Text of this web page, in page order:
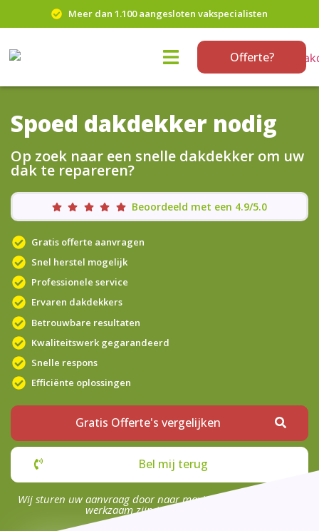
Meer dan 1.100 aangesloten vakspecialisten
Offerte?
Spoed dakdekker nodig
Op zoek naar een snelle dakdekker om uw
dak te repareren?
Beoordeeld met een 4.9/5.0
Gratis offerte aanvragen
Snel herstel mogelijk
Professionele service
Ervaren dakdekkers
Betrouwbare resultaten
Kwaliteitswerk gegarandeerd
Snelle respons
Efficiënte oplossingen
Gratis Offerte's vergelijken
Bel mij terug
Wij sturen uw aanvraag door naar maximaal 4 bedrijven die
werkzaam zijn in uw omgeving.